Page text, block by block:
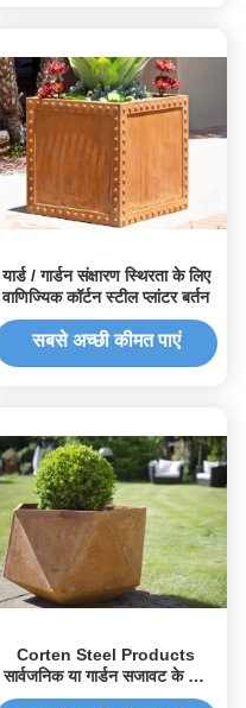
यार्ड / गार्डन संक्षारण स्थिरता के लिए
वाणिज्यिक कॉर्टन स्टील प्लांटर बर्तन
सबसे अच्छी कीमत पाएं
Corten Steel Products
सार्वजनिक या गार्डन सजावट के लिए
कॉर्टन स्टील प्लांटर